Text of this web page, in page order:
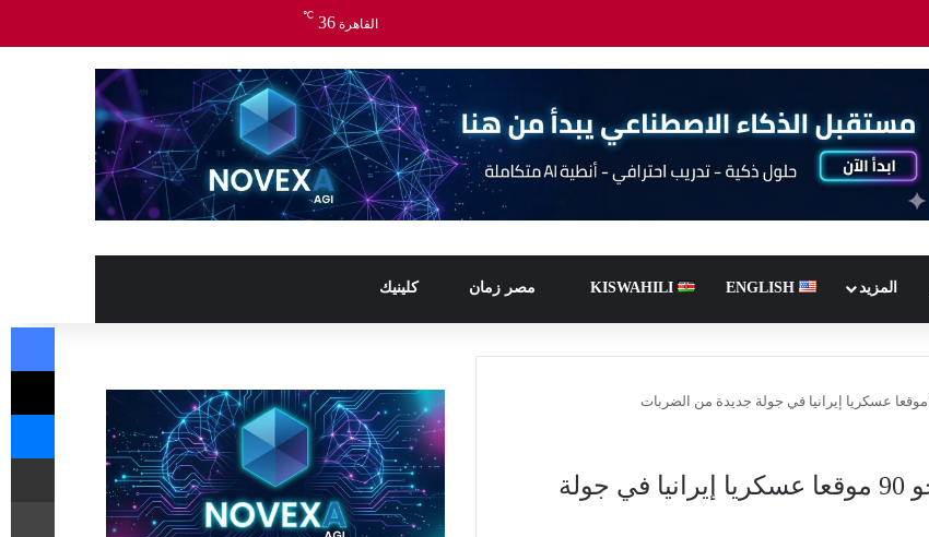
القاهرة 36
℃
المزيد ENGLISH
KISWAHILI مصر زمان كلينيك
القيادة المركزية الأمريكية: استهداف نحو 90 موقعا عسكريا إيرانيا في جولة